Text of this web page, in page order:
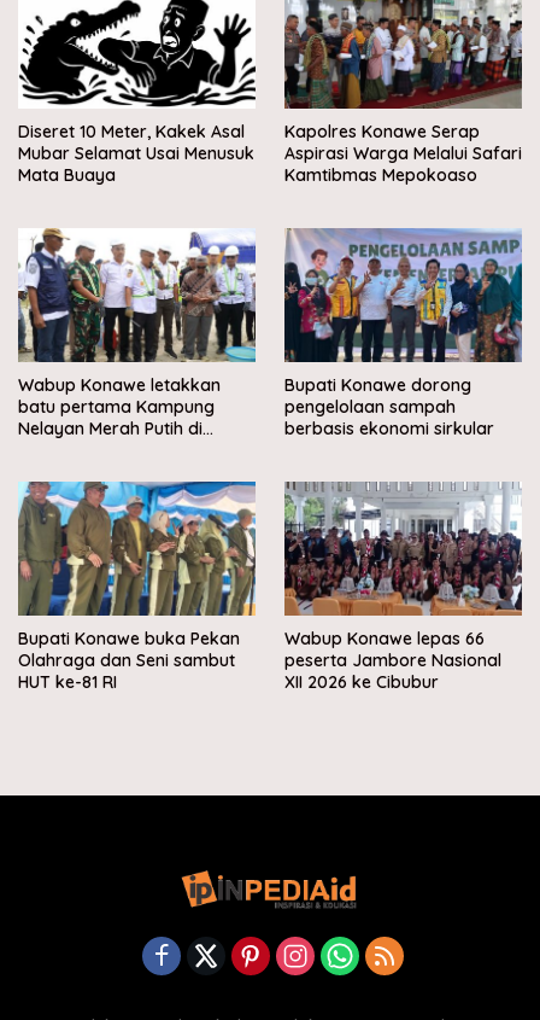
Diseret 10 Meter, Kakek Asal
Mubar Selamat Usai Menusuk
Mata Buaya
Kapolres Konawe Serap
Aspirasi Warga Melalui Safari
Kamtibmas Mepokoaso
Wabup Konawe letakkan
batu pertama Kampung
Nelayan Merah Putih di
Bupati Konawe dorong
pengelolaan sampah
berbasis ekonomi sirkular
Bupati Konawe buka Pekan
Olahraga dan Seni sambut
HUT ke-81 RI
Wabup Konawe lepas 66
peserta Jambore Nasional
XII 2026 ke Cibubur